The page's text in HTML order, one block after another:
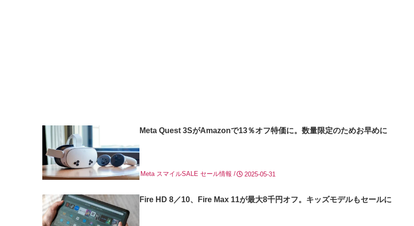
Meta Quest 3SがAmazonで13％オフ特価に。数量限定のためお早めに
2025-05-31
Meta スマイルSALE セール情報
Fire HD 8／10、Fire Max 11が最大8千円オフ。キッズモデルもセールに